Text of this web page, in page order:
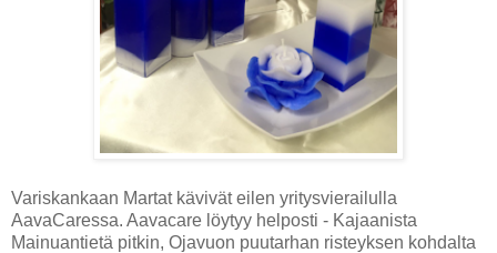
Variskankaan Martat kävivät eilen yritysvierailulla
AavaCaressa. Aavacare löytyy helposti - Kajaanista
Mainuantietä pitkin, Ojavuon puutarhan risteyksen kohdalta